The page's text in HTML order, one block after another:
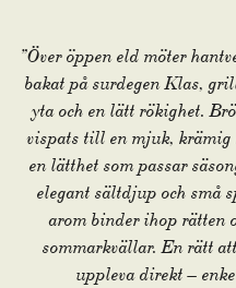
”Över öppen eld möter
bakat på surdegen Klas,
yta och en lätt rökighet.
vispats till en mjuk, krämig
en lätthet som passar
elegant sältdjup och små
arom binder ihop rätten
sommarkvällar. En rätt
uppleva direkt –